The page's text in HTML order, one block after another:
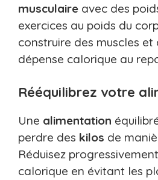
musculaire avec des
exercices au poids du
construire des muscles
dépense calorique au
Rééquilibrez votre
Une alimentation
perdre des kilos de
Réduisez
calorique en évitant les